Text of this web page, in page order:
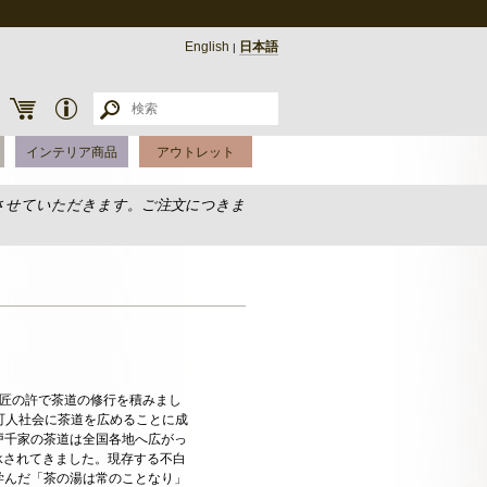
English | 日本語
インテリア商品 アウトレット
せていただきます。ご注文につきま
の許で茶道の修行を積みまし
社会に茶道を広めることに成
家の茶道は全国各地へ広がっ
れてきました。現存する不白
だ「茶の湯は常のことなり」